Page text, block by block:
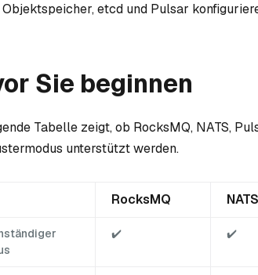
etcd und Pulsar
Sie beginnen
Tabelle zeigt, ob RocksMQ, NATS,
unterstützt werden.
RocksMQ NATS
✔️ ✔️